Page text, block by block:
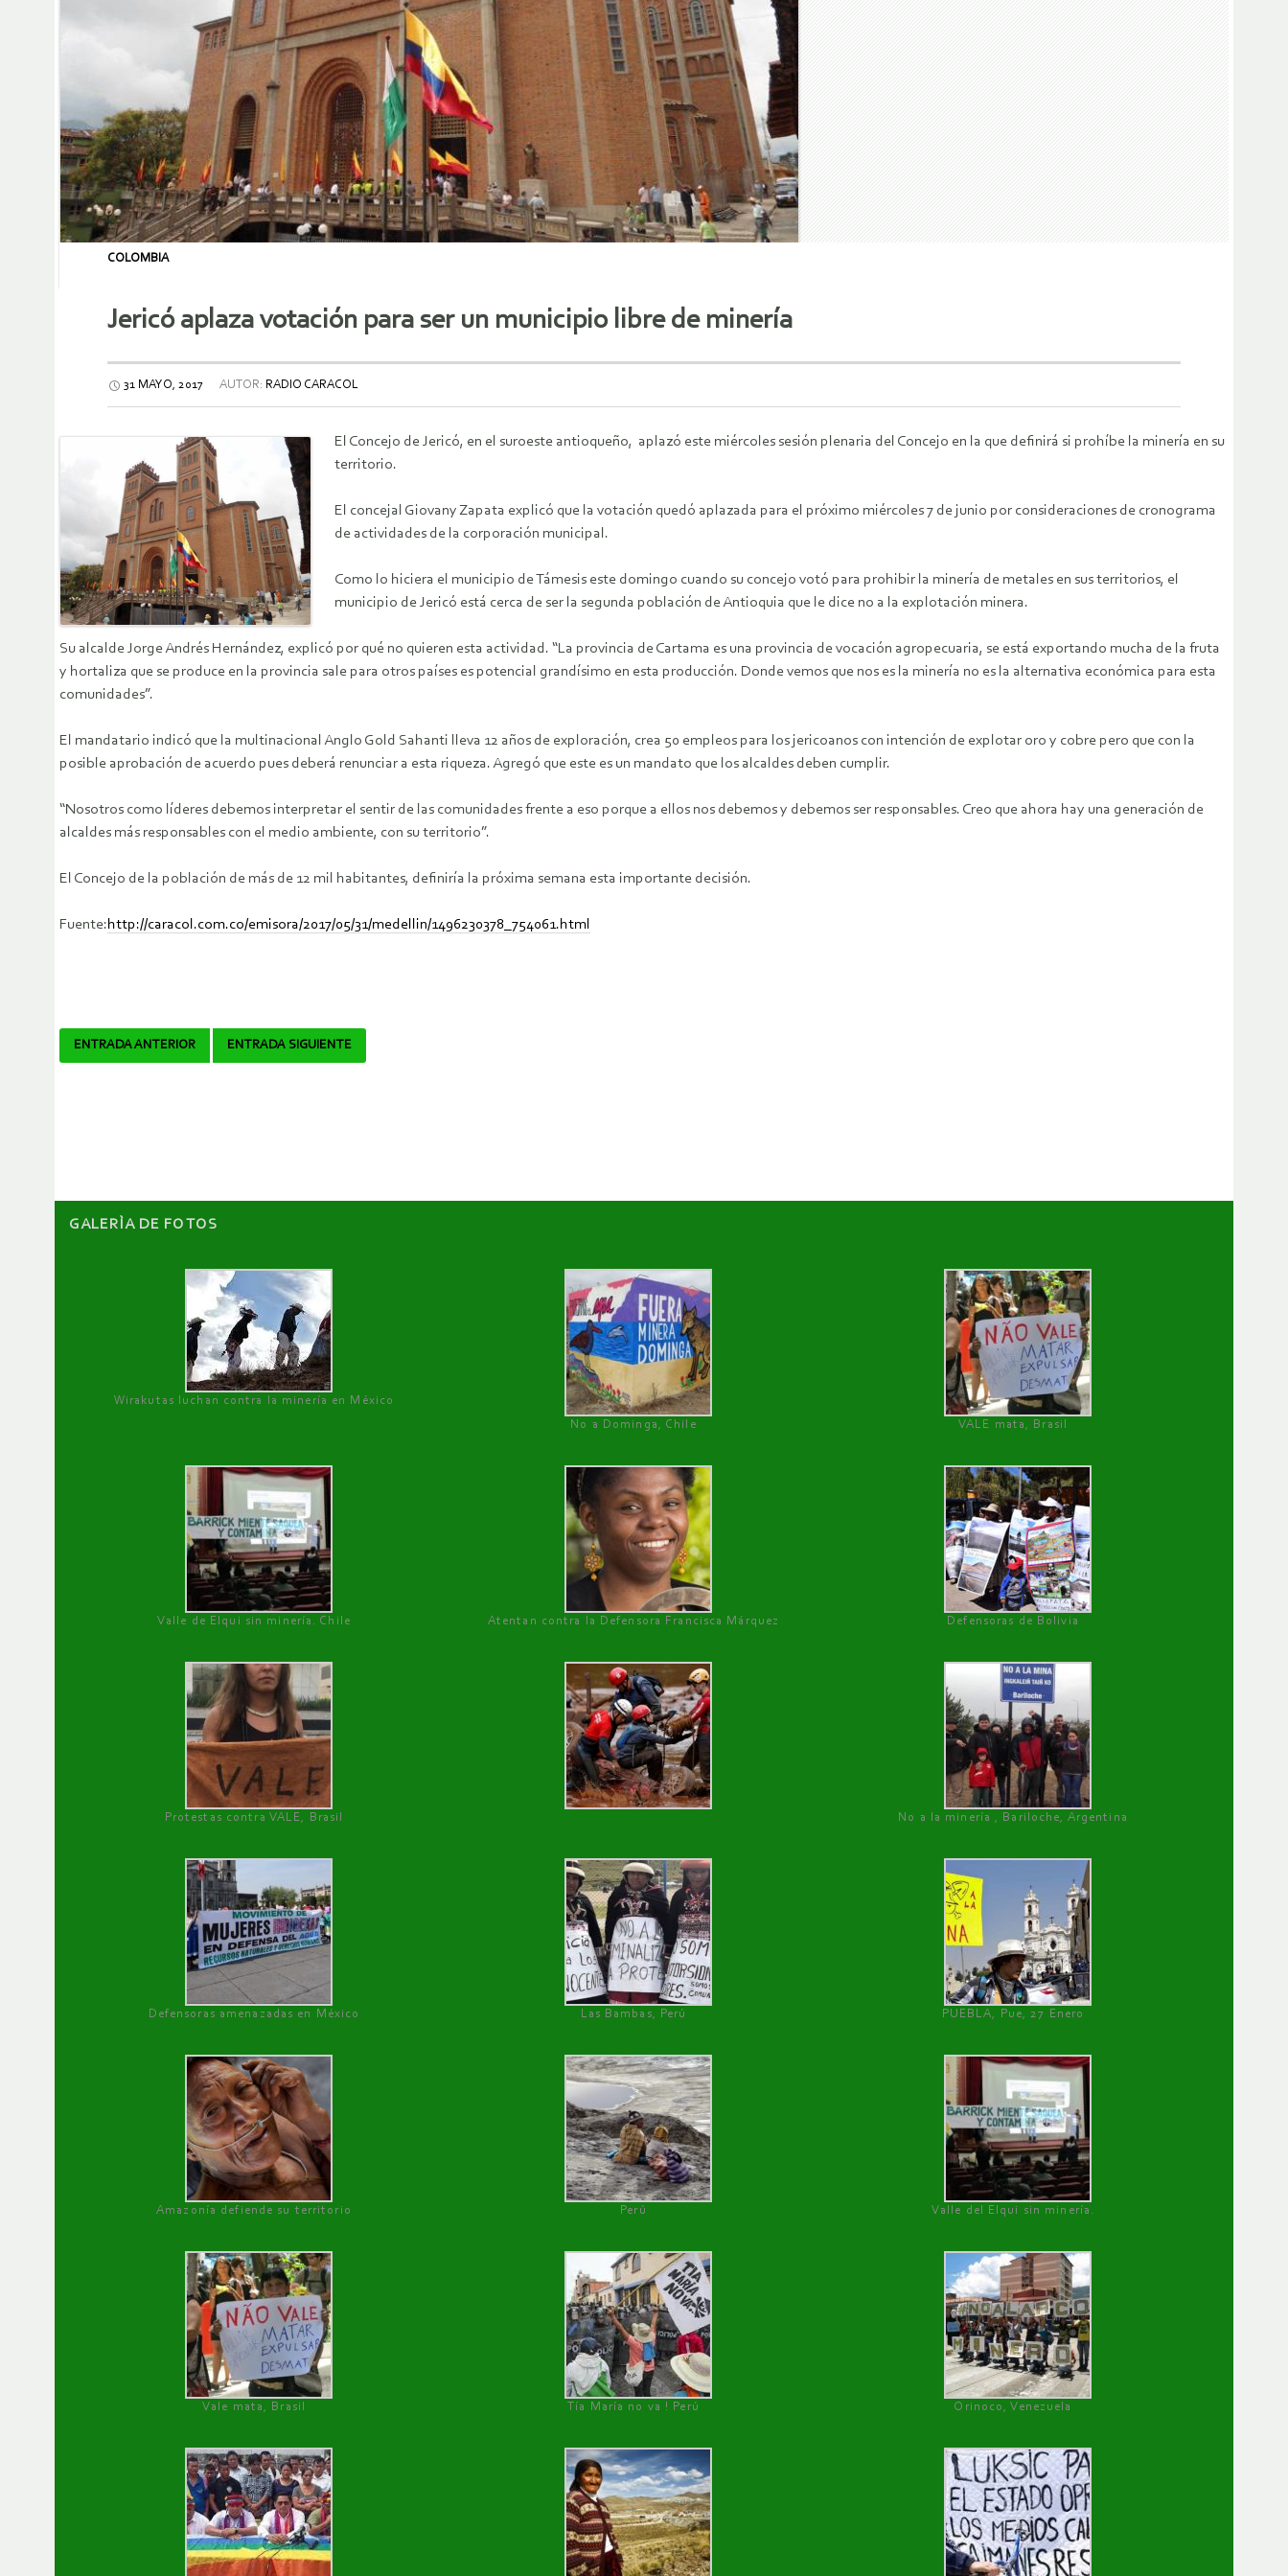
COLOMBIA
Jericó aplaza votación para ser un municipio libre de minería
31 MAYO, 2017 AUTOR: RADIO CARACOL
El Concejo de Jericó, en el suroeste antioqueño, aplazó este miércoles sesión plenaria del Concejo en la que definirá si prohíbe la minería en su
territorio.
El concejal Giovany Zapata explicó que la votación quedó aplazada para el próximo miércoles 7 de junio por consideraciones de cronograma
de actividades de la corporación municipal.
Como lo hiciera el municipio de Támesis este domingo cuando su concejo votó para prohibir la minería de metales en sus territorios, el
municipio de Jericó está cerca de ser la segunda población de Antioquia que le dice no a la explotación minera.
Su alcalde Jorge Andrés Hernández, explicó por qué no quieren esta actividad. “La provincia de Cartama es una provincia de vocación agropecuaria, se está exportando mucha de la fruta
y hortaliza que se produce en la provincia sale para otros países es potencial grandísimo en esta producción. Donde vemos que nos es la minería no es la alternativa económica para esta
comunidades”.
El mandatario indicó que la multinacional Anglo Gold Sahanti lleva 12 años de exploración, crea 50 empleos para los jericoanos con intención de explotar oro y cobre pero que con la
posible aprobación de acuerdo pues deberá renunciar a esta riqueza. Agregó que este es un mandato que los alcaldes deben cumplir.
“Nosotros como líderes debemos interpretar el sentir de las comunidades frente a eso porque a ellos nos debemos y debemos ser responsables. Creo que ahora hay una generación de
alcaldes más responsables con el medio ambiente, con su territorio”.
El Concejo de la población de más de 12 mil habitantes, definiría la próxima semana esta importante decisión.
Fuente:http://caracol.com.co/emisora/2017/05/31/medellin/1496230378_754061.html
Navegador
ENTRADA ANTERIOR ENTRADA SIGUIENTE
GALERÌA DE FOTOS
Wirakutas luchan contra la minería en México
No a Dominga, Chile
VALE mata, Brasil
Valle de Elqui sin minería. Chile Atentan contra la Defensora Francisca Márquez Defensoras de Bolivia
Protestas contra VALE, Brasil No a la minería , Bariloche, Argentina
Defensoras amenazadas en México Las Bambas, Perú PUEBLA, Pue, 27 Enero
Amazonía defiende su territorio Perú Valle del Elqui sin minería.
Vale mata, Brasil Tía María no va ! Perú Orinoco, Venezuela